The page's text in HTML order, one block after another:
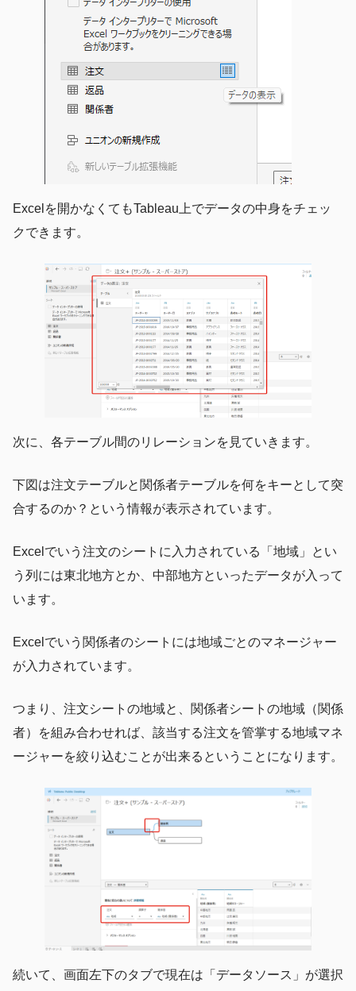
Excelを開かなくてもTableau上でデータの中身をチェッ
クできます。
次に、各テーブル間のリレーションを見ていきます。
下図は注文テーブルと関係者テーブルを何をキーとして突
合するのか？という情報が表示されています。
Excelでいう注文のシートに入力されている「地域」とい
う列には東北地方とか、中部地方といったデータが入って
います。
Excelでいう関係者のシートには地域ごとのマネージャー
が入力されています。
つまり、注文シートの地域と、関係者シートの地域（関係
者）を組み合わせれば、該当する注文を管掌する地域マネ
ージャーを絞り込むことが出来るということになります。
続いて、画面左下のタブで現在は「データソース」が選択